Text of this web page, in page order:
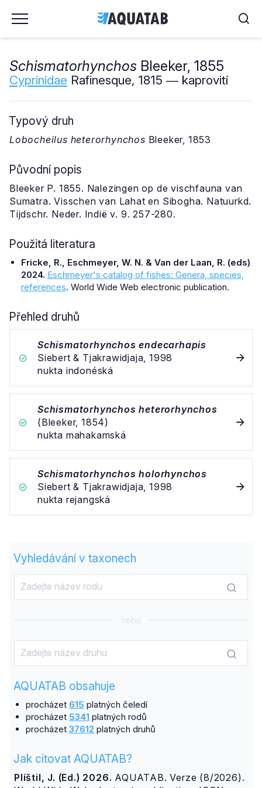
Schismatorhynchos Bleeker, 1855
Cyprinidae Rafinesque, 1815 ― kaprovití
Typový druh
Lobocheilus heterorhynchos Bleeker, 1853
Původní popis
Bleeker P. 1855. Nalezingen op de vischfauna van
Sumatra. Visschen van Lahat en Sibogha. Natuurkd.
Tijdschr. Neder. Indië v. 9. 257-280.
Použitá literatura
Fricke, R., Eschmeyer, W. N. & Van der Laan, R. (eds)
2024. Eschmeyer's catalog of fishes: Genera, species,
references. World Wide Web electronic publication.
Přehled druhů
Schismatorhynchos endecarhapis
Siebert & Tjakrawidjaja, 1998
nukta indonéská
Schismatorhynchos heterorhynchos
(Bleeker, 1854)
nukta mahakamská
Schismatorhynchos holorhynchos
Siebert & Tjakrawidjaja, 1998
nukta rejangská
Vyhledávání v taxonech
nebo
AQUATAB obsahuje
procházet 615 platných čeledí
procházet 5341 platných rodů
procházet 37612 platných druhů
Jak citovat AQUATAB?
Plíštil, J. (Ed.) 2026. AQUATAB. Verze (8/2026).